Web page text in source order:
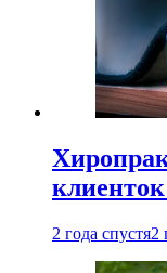
2 года спустя2